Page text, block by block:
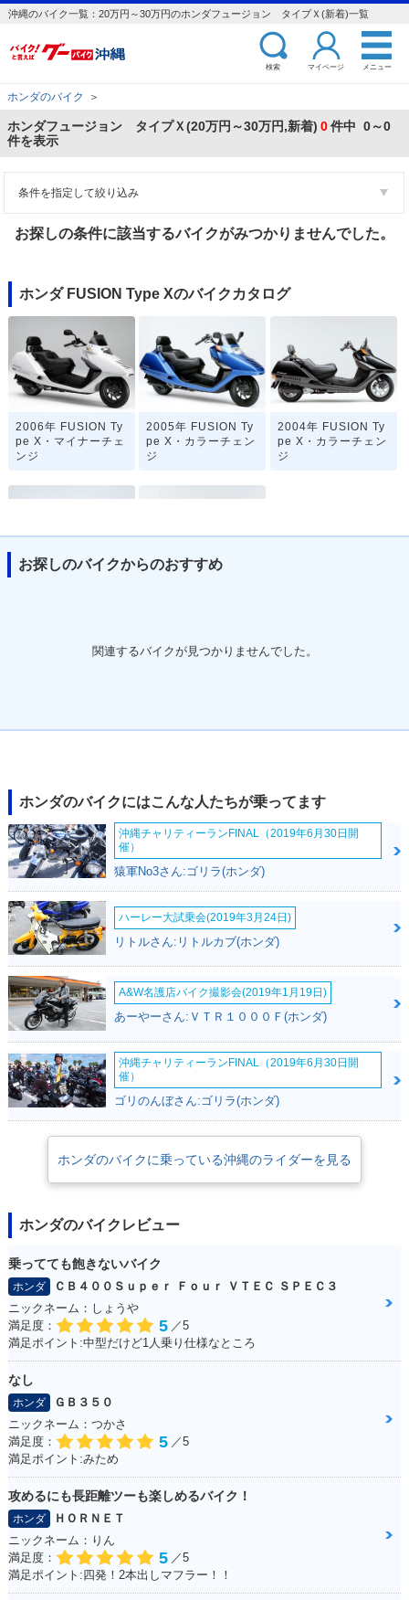
沖縄のバイク一覧：20万円～30万円のホンダフュージョン タイプＸ(新着)一覧
検索 マイページ メニュー
ホンダのバイク ＞
ホンダフュージョン タイプＸ(20万円～30万円,新着) 0件中 0～0
件を表示
条件を指定して絞り込み
お探しの条件に該当するバイクがみつかりませんでした。
ホンダ FUSION Type Xのバイクカタログ
2006年 FUSION Ty
pe X・マイナーチェ
ンジ
2005年 FUSION Ty
pe X・カラーチェン
ジ
2004年 FUSION Ty
pe X・カラーチェン
ジ
お探しのバイクからのおすすめ
関連するバイクが見つかりませんでした。
ホンダのバイクにはこんな人たちが乗ってます
沖縄チャリティーランFINAL（2019年6月30日開
催）
猿軍No3さん:ゴリラ(ホンダ)
ハーレー大試乗会(2019年3月24日)
リトルさん:リトルカブ(ホンダ)
A&W名護店バイク撮影会(2019年1月19日)
あーやーさん:ＶＴＲ１０００Ｆ(ホンダ)
沖縄チャリティーランFINAL（2019年6月30日開
催）
ゴリのんぼさん:ゴリラ(ホンダ)
ホンダのバイクに乗っている沖縄のライダーを見る
ホンダのバイクレビュー
乗ってても飽きないバイク
ホンダ
ＣＢ４００Ｓｕｐｅｒ Ｆｏｕｒ ＶＴＥＣ ＳＰＥＣ３
ニックネーム：しょうや
満足度：
5 ／5
満足ポイント:中型だけど1人乗り仕様なところ
なし
ホンダ
ＧＢ３５０
ニックネーム：つかさ
満足度：
5 ／5
満足ポイント:みため
攻めるにも長距離ツーも楽しめるバイク！
ホンダ
ＨＯＲＮＥＴ
ニックネーム：りん
満足度：
5 ／5
満足ポイント:四発！2本出しマフラー！！